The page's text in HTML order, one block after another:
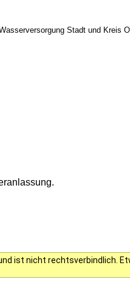
Stadt und Kreis
ist nicht rechtsverbindlich.